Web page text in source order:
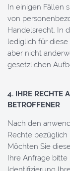
In einigen Fällen
von
Handelsrecht. In
lediglich für
aber nicht
gesetzlichen
4. IHRE RECHTE
BETROFFENER
Nach den
Rechte
Möchten Sie
Ihre Anfrage